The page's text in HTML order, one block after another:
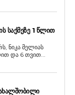
ᲡᲐᲥᲛᲔᲖᲔ 1 ᲬᲚᲘᲗ
ნიკა მელიას
და 6 თვით...